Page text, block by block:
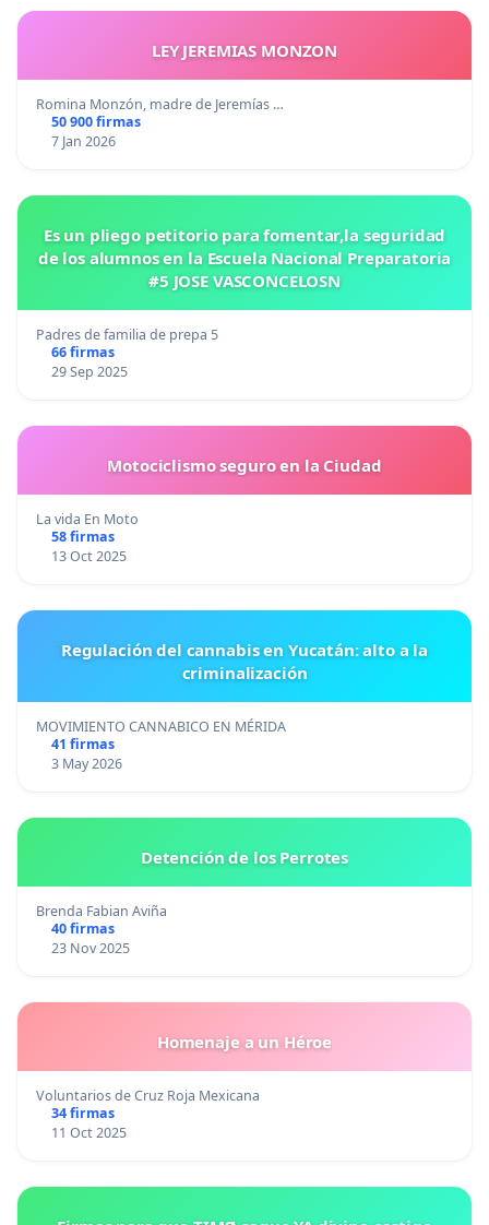
LEY JEREMIAS MONZON
Romina Monzón, madre de Jeremías …
50 900 firmas
7 Jan 2026
Es un pliego petitorio para fomentar,la seguridad
de los alumnos en la Escuela Nacional Preparatoria
#5 JOSE VASCONCELOSN
Padres de familia de prepa 5
66 firmas
29 Sep 2025
Motociclismo seguro en la Ciudad
La vida En Moto
58 firmas
13 Oct 2025
Regulación del cannabis en Yucatán: alto a la
criminalización
MOVIMIENTO CANNABICO EN MÉRIDA
41 firmas
3 May 2026
Detención de los Perrotes
Brenda Fabian Aviña
40 firmas
23 Nov 2025
Homenaje a un Héroe
Voluntarios de Cruz Roja Mexicana
34 firmas
11 Oct 2025